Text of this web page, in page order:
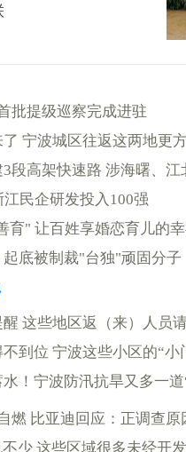
批提级巡察完成进驻
宁波城区往返这两地更
段高架快速路 涉海曙、江
民企研发投入100强
育" 让百姓享婚恋育儿的
底被制裁"台独"顽固分子
这些地区返（来）人员
！宁波防汛抗旱又多一道
燃 比亚迪回应：正调查原